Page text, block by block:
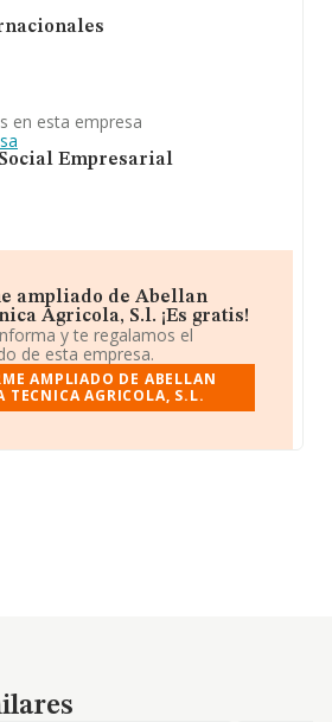
en esta empresa
Empresarial
ampliado de Abellan
Agricola, S.l. ¡Es gratis!
y te regalamos el
de esta empresa.
AMPLIADO DE ABELLAN
TECNICA AGRICOLA, S.L.